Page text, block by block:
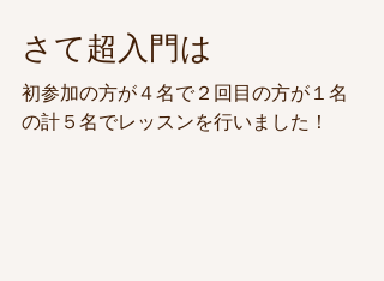
さて超入門は
初参加の方が４名で２回目の方が１名
の計５名でレッスンを行いました！